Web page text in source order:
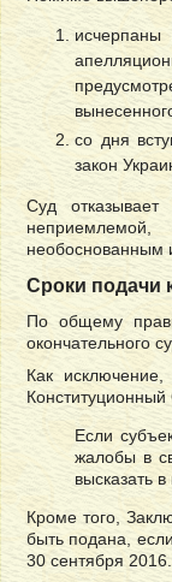
исчерпаны
со дня
закон
Суд отказывает
необоснованным
Сроки подачи
По общему
окончательного
Как
Если
жалобы в
высказать
Кроме того,
быть подана,
30 сентября 2016.